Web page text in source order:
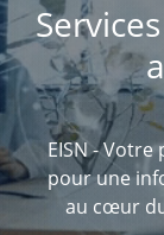
EISN -
pour une
au cœur